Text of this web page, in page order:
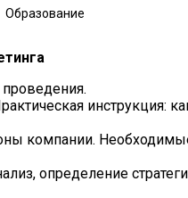
Образование
инструкция:
компании.
определение